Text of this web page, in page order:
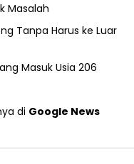
Masalah
Tanpa Harus ke Luar
Masuk Usia 206
di Google News